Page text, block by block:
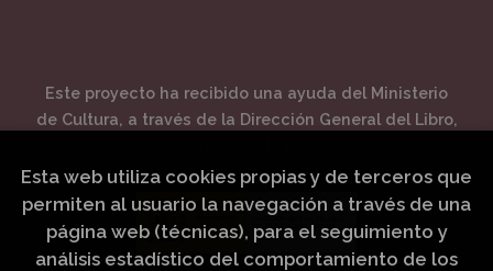
Este proyecto ha recibido una ayuda del Ministerio
de Cultura, a través de la Dirección General del Libro,
Esta web utiliza cookies propias y de terceros que
permiten al usuario la navegación a través de una
página web (técnicas), para el seguimiento y
análisis estadístico del comportamiento de los